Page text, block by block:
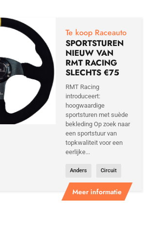
Meer informatie
Te koop Raceauto
SPORTSTUREN
NIEUW VAN
RMT RACING
SLECHTS €75
RMT Racing
introduceert:
hoogwaardige
sportsturen met suède
bekleding Op zoek naar
een sportstuur van
topkwaliteit voor een
eerlijke...
Anders Circuit